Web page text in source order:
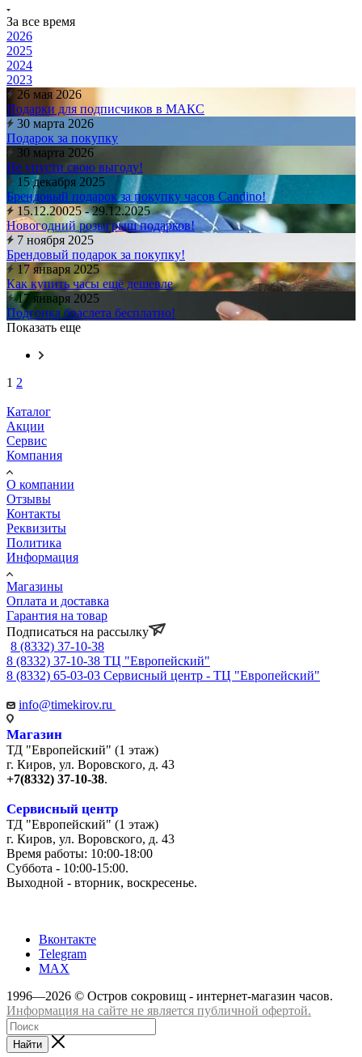
За все время
2026
2025
2024
2023
26 мая 2026
Подарки для подписчиков в МАКС
30 марта 2026
Подарок за покупку
30 марта 2026
Не упусти свою выгоду!
15 декабря 2025
Брендовый подарок за покупку часов Candino!
15.12.20025 - 29.12.2025
Новогодний розыгрыш подарков!
7 ноября 2025
Брендовый подарок за покупку!
17 января 2025
Как купить часы ещё дешевле
17 января 2025
Подгонка браслета бесплатно!
Показать еще
1 2
Каталог
Акции
Сервис
Компания
О компании
Отзывы
Контакты
Реквизиты
Политика
Информация
Магазины
Оплата и доставка
Гарантия на товар
Подписаться на рассылку
8 (8332) 37-10-38
8 (8332) 37-10-38 ТЦ "Европейский"
8 (8332) 65-03-03 Сервисный центр - ТЦ "Европейский"
info@timekirov.ru
Магазин
ТД "Европейский" (1 этаж)
г. Киров, ул. Воровского, д. 43
+7(8332) 37-10-38.
Сервисный центр
ТД "Европейский" (1 этаж)
г. Киров, ул. Воровского, д. 43
Время работы: 10:00-18:00
Суббота - 10:00-15:00.
Выходной - вторник, воскресенье.
Вконтакте
Telegram
MAX
1996—2026 © Остров сокровищ - интернет-магазин часов.
Информация на сайте не является публичной офертой.
Найти